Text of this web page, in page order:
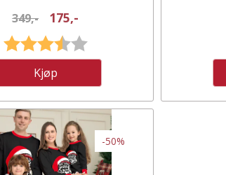
349,-
175,-
Karakter:
3.8 av 5 mulige
Kjøp
-50%